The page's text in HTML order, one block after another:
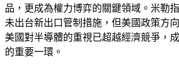
電加大美國投資。這一系列舉措顯示，
品，更成為權力博弈的關鍵領域。米勒
未出台新出口管制措施，但美國政策方
美國對半導體的重視已超越經濟競爭，